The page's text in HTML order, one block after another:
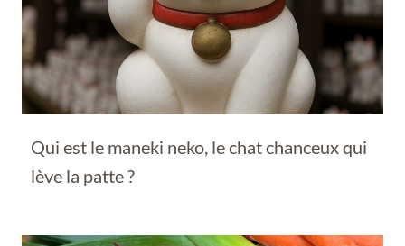
Qui est le maneki neko, le chat chanceux qui
lève la patte ?